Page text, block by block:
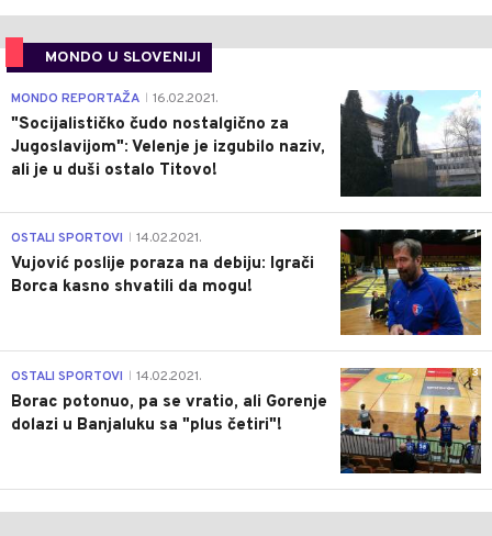
MONDO U SLOVENIJI
4
MONDO REPORTAŽA 16.02.2021.
"Socijalističko čudo nostalgično za
Jugoslavijom": Velenje je izgubilo naziv,
ali je u duši ostalo Titovo!
1
OSTALI SPORTOVI 14.02.2021.
Vujović poslije poraza na debiju: Igrači
Borca kasno shvatili da mogu!
3
OSTALI SPORTOVI 14.02.2021.
Borac potonuo, pa se vratio, ali Gorenje
dolazi u Banjaluku sa "plus četiri"!